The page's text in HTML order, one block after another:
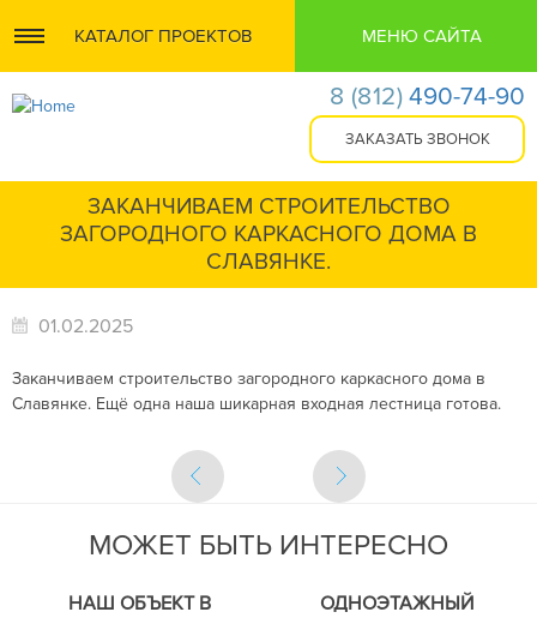
КАТАЛОГ ПРОЕКТОВ МЕНЮ САЙТА
8 (812) 490-74-90
ЗАКАНЧИВАЕМ СТРОИТЕЛЬСТВО
ЗАГОРОДНОГО КАРКАСНОГО ДОМА В
СЛАВЯНКЕ.
01.02.2025
Заканчиваем строительство загородного каркасного дома в
Славянке. Ещё одна наша шикарная входная лестница готова.
МОЖЕТ БЫТЬ ИНТЕРЕСНО
НАШ ОБЪЕКТ В
ОДНОЭТАЖНЫЙ